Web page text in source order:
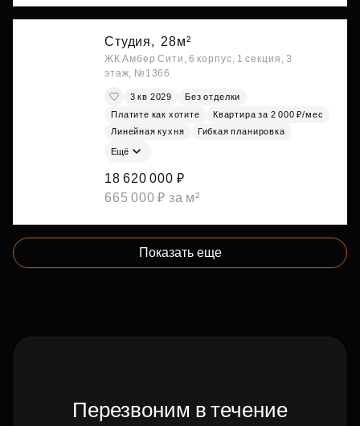
Студия, 28м²
ЖК Амбер Сити, 6 корпус, 1 секция, 3
этаж, №1366
3 кв 2029
Без отделки
Платите как хотите
Квартира за 2 000 ₽/мес
Линейная кухня
Гибкая планировка
Ещё
18 620 000 ₽
665 000 ₽ за м²
Показать еще
Перезвоним в течение